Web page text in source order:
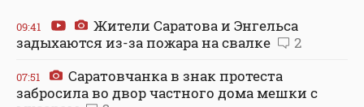
09:41
Жители Саратова и Энгельса
задыхаются из-за пожара на свалке
2
07:51
Саратовчанка в знак протеста
забросила во двор частного дома мешки с